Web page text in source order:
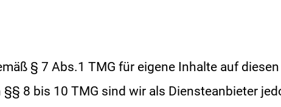
§ 7 Abs.1 TMG für eigene Inhalte auf
8 bis 10 TMG sind wir als Diensteanbieter